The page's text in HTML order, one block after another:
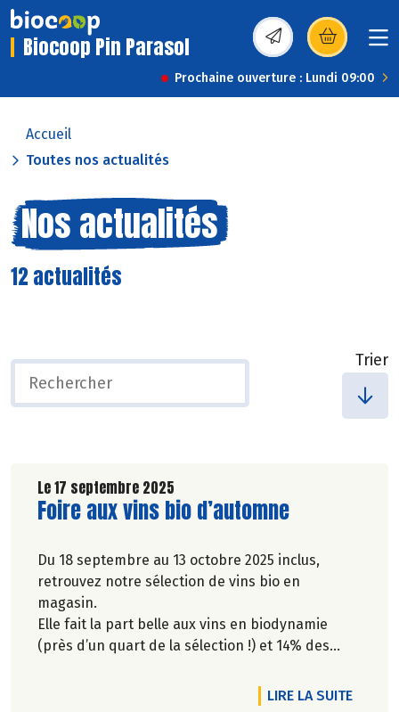
Biocoop Pin Parasol (s’ouvre dans une
Prochaine ouverture : Lundi 09:00
Accueil
Toutes nos actualités
Nos actualités
12 actualités
Trier
Le 17 septembre 2025
Lire la suite de l'article
Foire aux vins bio d’automne
Du 18 septembre au 13 octobre 2025 inclus,
retrouvez notre sélection de vins bio en
magasin.
Elle fait la part belle aux vins en biodynamie
(près d’un quart de la sélection !) et 14% des
Découvrez la vitiforesterie avec l’une de nos
LIRE LA SUITEDE